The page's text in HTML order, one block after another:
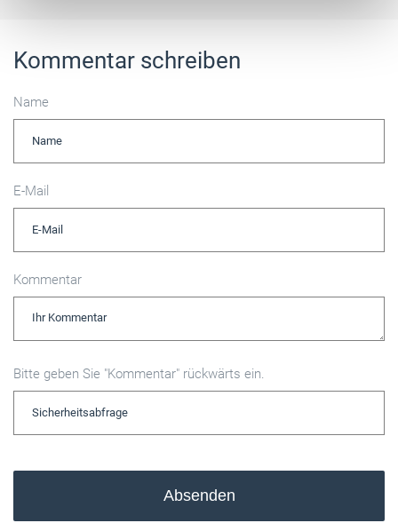
Kommentar schreiben
Name
E-Mail
Kommentar
Bitte geben Sie "Kommentar" rückwärts ein.
Absenden